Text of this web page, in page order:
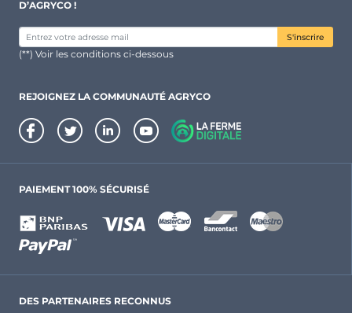
D’AGRYCO !
S'inscrire
(**) Voir les conditions ci-dessous
REJOIGNEZ LA COMMUNAUTÉ AGRYCO
PAIEMENT 100% SÉCURISÉ
DES PARTENAIRES RECONNUS